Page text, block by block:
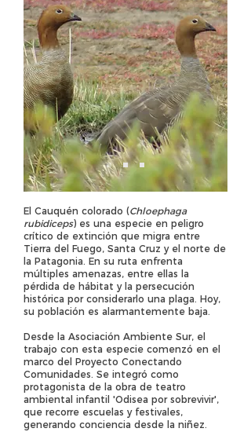
El Cauquén colorado (Chloephaga
rubidiceps) es una especie en peligro
crítico de extinción que migra entre
Tierra del Fuego, Santa Cruz y el norte de
la Patagonia. En su ruta enfrenta
múltiples amenazas, entre ellas la
pérdida de hábitat y la persecución
histórica por considerarlo una plaga. Hoy,
su población es alarmantemente baja.
Desde la Asociación Ambiente Sur, el
trabajo con esta especie comenzó en el
marco del Proyecto Conectando
Comunidades. Se integró como
protagonista de la obra de teatro
ambiental infantil 'Odisea por sobrevivir',
que recorre escuelas y festivales,
generando conciencia desde la niñez.